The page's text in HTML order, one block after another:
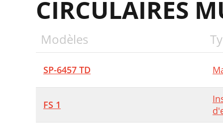
CIRCULAIRES
Modèles
SP-6457 TD
FS 1